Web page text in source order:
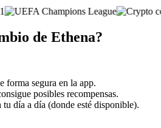
de Ethena?
forma segura en la app.
posibles recompensas.
tu día a día (donde esté disponible).